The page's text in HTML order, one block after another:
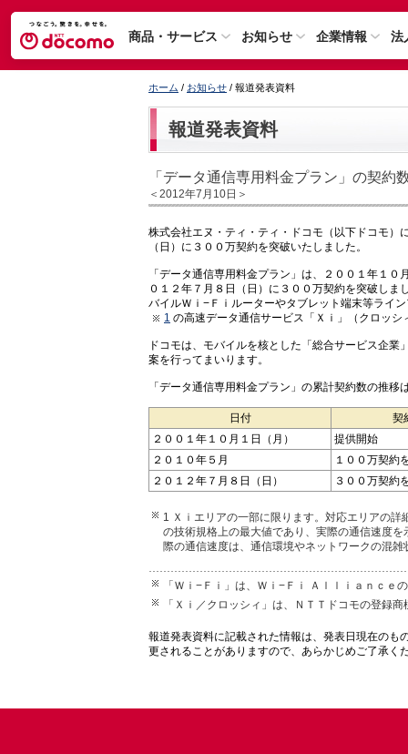
商品・サービス お知らせ 企業情報 法
ホーム / お知らせ / 報道発表資料
報道発表資料
「データ通信専用料金プラン」の契約
＜2012年7月10日＞
株式会社エヌ・ティ・ティ・ドコモ（以下ドコモ）
（日）に３００万契約を突破いたしました。
「データ通信専用料金プラン」は、２００１年１
０１２年７月８日（日）に３００万契約を突破し
バイルＷｉ−Ｆｉルーターやタブレット端末等ライ
1 の高速データ通信サービス「Ｘｉ」（クロッ
ドコモは、モバイルを核とした「総合サービス企
案を行ってまいります。
「データ通信専用料金プラン」の累計契約数の推移
日付
契
２００１年１０月１日（月）
提供開始
２０１０年５月
１００万契約
２０１２年７月８日（日）
３００万契約
1 Ｘｉエリアの一部に限ります。対応エリアの
の技術規格上の最大値であり、実際の通信速度
際の通信速度は、通信環境やネットワークの混
「Ｗｉ−Ｆｉ」は、Ｗｉ−Ｆｉ Ａｌｌｉａｎｃｅ
「Ｘｉ／クロッシィ」は、ＮＴＴドコモの登録商
報道発表資料に記載された情報は、発表日現在のも
更されることがありますので、あらかじめご了承く